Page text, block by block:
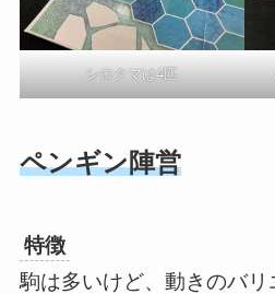
シロクマは4匹
ペンギン陣営
特徴
駒は多いけど、動きのバ